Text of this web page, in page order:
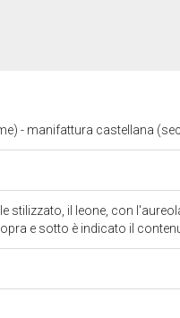
- manifattura castellana
stilizzato, il leone, con
e sotto è indicato il